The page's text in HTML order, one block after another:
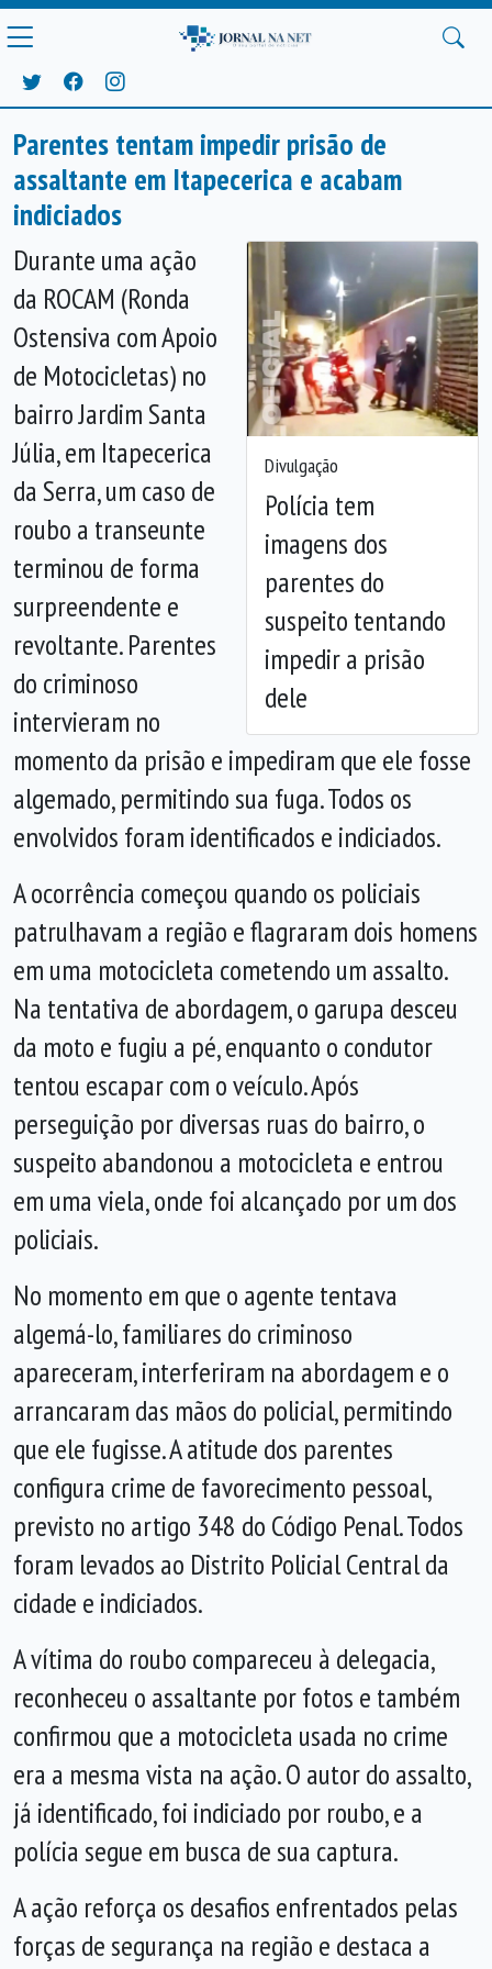
Parentes tentam impedir prisão de
assaltante em Itapecerica e acabam
indiciados
Divulgação
Polícia tem
imagens dos
parentes do
suspeito tentando
impedir a prisão
dele
Anterior
Durante uma ação
da ROCAM (Ronda
Ostensiva com Apoio
de Motocicletas) no
bairro Jardim Santa
Júlia, em Itapecerica
da Serra, um caso de
roubo a transeunte
terminou de forma
surpreendente e
revoltante. Parentes
do criminoso
intervieram no
momento da prisão e impediram que ele fosse
algemado, permitindo sua fuga. Todos os
envolvidos foram identificados e indiciados.
A ocorrência começou quando os policiais
patrulhavam a região e flagraram dois homens
em uma motocicleta cometendo um assalto.
Na tentativa de abordagem, o garupa desceu
da moto e fugiu a pé, enquanto o condutor
tentou escapar com o veículo. Após
perseguição por diversas ruas do bairro, o
suspeito abandonou a motocicleta e entrou
em uma viela, onde foi alcançado por um dos
policiais.
No momento em que o agente tentava
algemá-lo, familiares do criminoso
apareceram, interferiram na abordagem e o
arrancaram das mãos do policial, permitindo
que ele fugisse. A atitude dos parentes
configura crime de favorecimento pessoal,
previsto no artigo 348 do Código Penal. Todos
foram levados ao Distrito Policial Central da
cidade e indiciados.
A vítima do roubo compareceu à delegacia,
reconheceu o assaltante por fotos e também
confirmou que a motocicleta usada no crime
era a mesma vista na ação. O autor do assalto,
já identificado, foi indiciado por roubo, e a
polícia segue em busca de sua captura.
A ação reforça os desafios enfrentados pelas
forças de segurança na região e destaca a